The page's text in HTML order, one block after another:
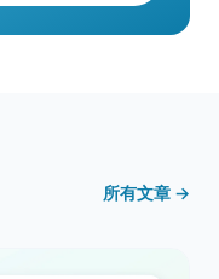
所有文章 →